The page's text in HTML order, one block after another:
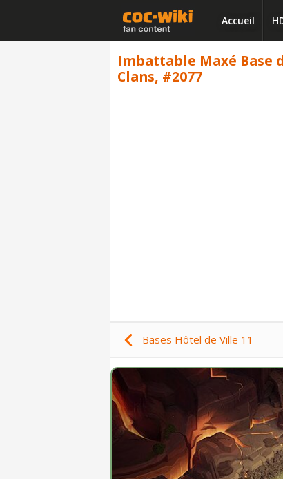
Accueil
Imbattable Maxé Base
Clans, #2077
Bases Hôtel de Ville 11